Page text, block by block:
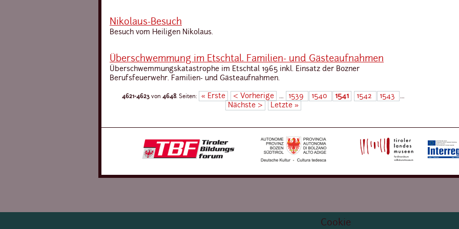
Nikolaus-Besuch
Besuch vom Heiligen Nikolaus.
Überschwemmung im Etschtal. Familien- und Gästeaufnahmen
Überschwemmungskatastrophe im Etschtal 1965 inkl. Einsatz der Bozner
Berufsfeuerwehr. Familien- und Gästeaufnahmen.
4621-4623 von 4648. Seiten: « Erste ‹ Vorherige … 1539 1540 1541 1542 1543
…
Nächste ›
Letzte »
Cookie